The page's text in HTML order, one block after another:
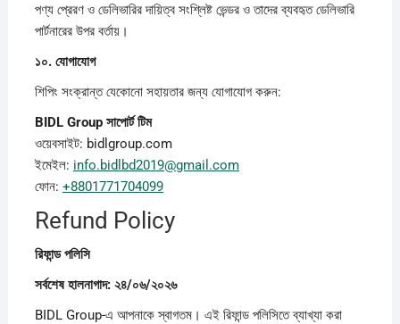
পণ্য প্রেরণ ও ডেলিভারির দায়িত্ব সংশ্লিষ্ট ভেন্ডর ও তাদের ব্যবহৃত ডেলিভারি
পার্টনারের উপর বর্তায়।
১০. যোগাযোগ
শিপিং সংক্রান্ত যেকোনো সহায়তার জন্য যোগাযোগ করুন:
BIDL Group সাপোর্টটিম
ওয়েবসাইট: bidlgroup.com
ইমেইল: info.bidlbd2019@gmail.com
ফোন: +8801771704099
Refund Policy
রিফান্ডপলিসি
সর্বশেষহালনাগাদ: ২৪/০৬/২০২৬
BIDL Group-এ আপনাকে স্বাগতম। এই রিফান্ড পলিসিতে ব্যাখ্যা করা